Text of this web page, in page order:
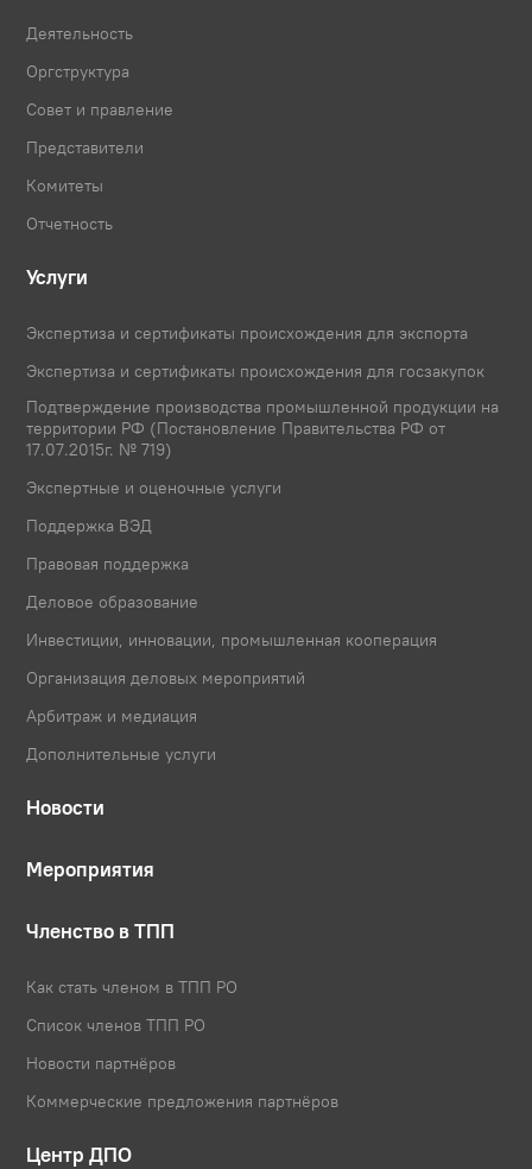
Деятельность
Оргструктура
Совет и правление
Представители
Комитеты
Отчетность
Услуги
Экспертиза и сертификаты происхождения для экспорта
Экспертиза и сертификаты происхождения для госзакупок
Подтверждение производства промышленной продукции на
территории РФ (Постановление Правительства РФ от
17.07.2015г. № 719)
Экспертные и оценочные услуги
Поддержка ВЭД
Правовая поддержка
Деловое образование
Инвестиции, инновации, промышленная кооперация
Организация деловых мероприятий
Арбитраж и медиация
Дополнительные услуги
Новости
Мероприятия
Членство в ТПП
Как стать членом в ТПП РО
Список членов ТПП РО
Новости партнёров
Коммерческие предложения партнёров
Центр ДПО